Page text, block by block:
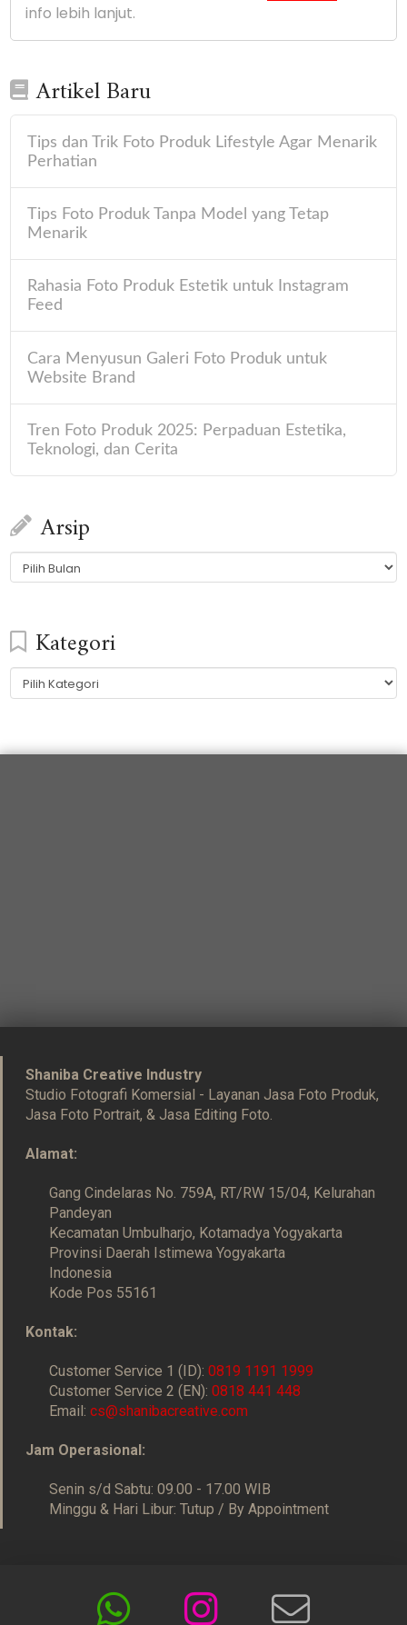
info lebih lanjut.
Artikel Baru
Tips dan Trik Foto Produk Lifestyle Agar Menarik
Perhatian
Tips Foto Produk Tanpa Model yang Tetap
Menarik
Rahasia Foto Produk Estetik untuk Instagram
Feed
Cara Menyusun Galeri Foto Produk untuk
Website Brand
Tren Foto Produk 2025: Perpaduan Estetika,
Teknologi, dan Cerita
Arsip
Arsip
Kategori
Kategori
Shaniba Creative Industry
Studio Fotografi Komersial - Layanan Jasa Foto Produk,
Jasa Foto Portrait, & Jasa Editing Foto.
Alamat:
Gang Cindelaras No. 759A, RT/RW 15/04, Kelurahan
Pandeyan
Kecamatan Umbulharjo, Kotamadya Yogyakarta
Provinsi Daerah Istimewa Yogyakarta
Indonesia
Kode Pos 55161
Kontak:
Customer Service 1 (ID):0819 1191 1999
Customer Service 2 (EN):0818 441 448
Email:cs@shanibacreative.com
Jam Operasional:
Senin s/d Sabtu: 09.00 - 17.00 WIB
Minggu & Hari Libur: Tutup / By Appointment